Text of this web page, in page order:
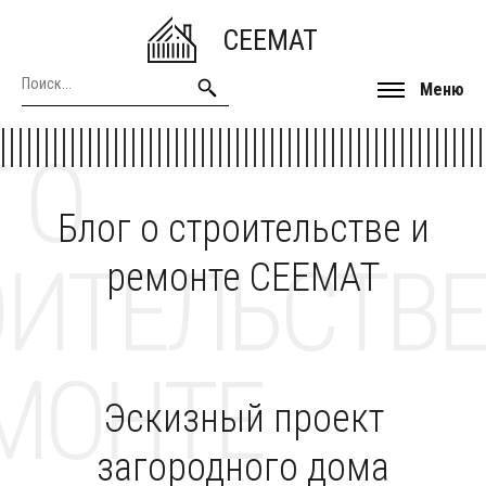
CEEMAT
Меню
Блог о строительстве и
ремонте CEEMAT
О
Эскизный проект
загородного дома